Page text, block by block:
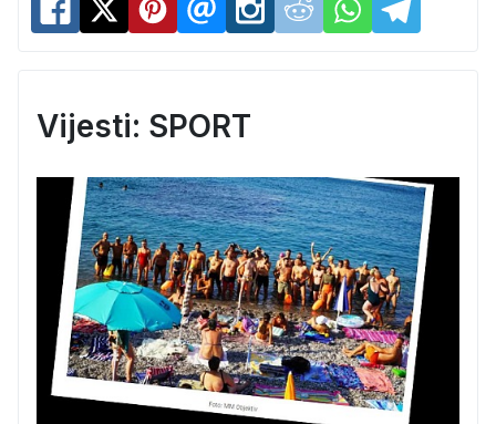
Vijesti: SPORT